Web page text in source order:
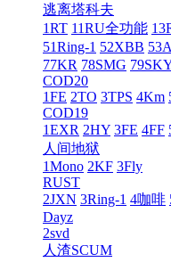
逃离塔科夫
1RT 11RU全功能
51Ring-1 52XBB
77KR 78SMG
COD20
1FE 2TO 3TPS 4Km
COD19
1EXR 2HY 3FE 4FF
人间地狱
1Mono 2KF 3Fly
RUST
2JXN 3Ring-1 4咖啡
Dayz
2svd
人渣SCUM